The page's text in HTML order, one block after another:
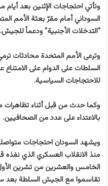
وتأتي احتجاجات الإثنين بعد
السوداني أمام مقرّ بعثة الأمم
“التدخلات الأجنبية” ودعماً للجيش.
وترعى الأمم المتحدة محادثات
السلطات على الدوام على
للاحتجاجات السياسية.
وكما حدث من قبل أثناء
بالاعتداء على عدد من الصحافيين.
ويشهد السودان احتجاجات
منذ الانقلاب العسكري الذي نفذه
الخامس والعشرين من تشرين
تقاسموا مع الجيش السلطة بعد